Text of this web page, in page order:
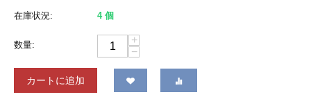
在庫状況: 4 個
数量:
+
−
カートに追加